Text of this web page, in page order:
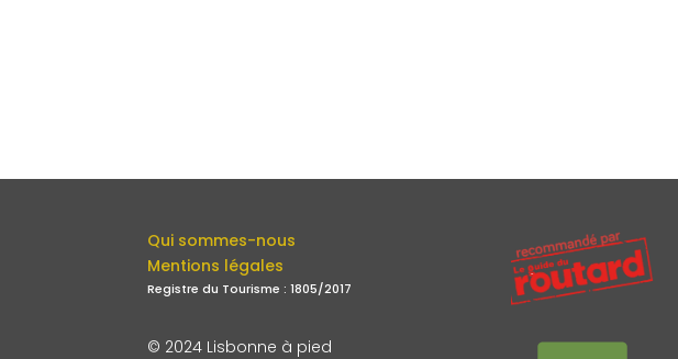
Qui sommes-nous
Mentions légales
Registre du Tourisme : 1805/2017
© 2024 Lisbonne à pied